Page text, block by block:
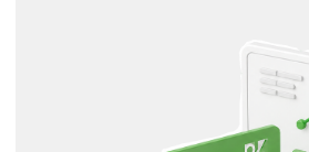
моделей искусственного интеллекта
в финансовом секторе и отработали
навыки решения типовых банковских